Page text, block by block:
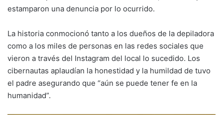
estamparon una denuncia por lo ocurrido.
La historia conmocionó tanto a los dueños de la depiladora
como a los miles de personas en las redes sociales que
vieron a través del Instagram del local lo sucedido. Los
cibernautas aplaudían la honestidad y la humildad de tuvo
el padre asegurando que “aún se puede tener fe en la
humanidad”.